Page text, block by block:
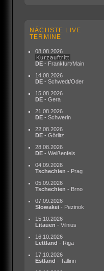
NÄCHSTE LIVE
TERMINE
08.08.2026
Kurzauftritt
DE - Frankfurt/Main
14.08.2026
DE - Schwedt/Oder
15.08.2026
DE - Gera
21.08.2026
DE - Schwerin
22.08.2026
DE - Görlitz
28.08.2026
DE - Weißenfels
04.09.2026
Tschechien - Prag
05.09.2026
Tschechien - Brno
07.09.2026
Slowakei - Pezinok
15.10.2026
Litauen - Vilnius
16.10.2026
Lettland - Riga
17.10.2026
Estland - Tallinn